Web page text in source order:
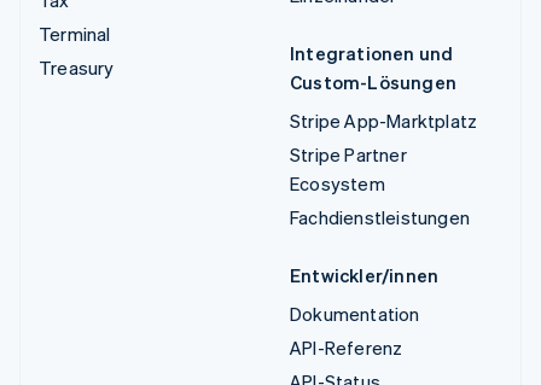
Terminal
Treasury
Integrationen und
Custom-Lösungen
Stripe App-Marktplatz
Stripe Partner
Ecosystem
Fachdienstleistungen
Entwickler/innen
Dokumentation
API-Referenz